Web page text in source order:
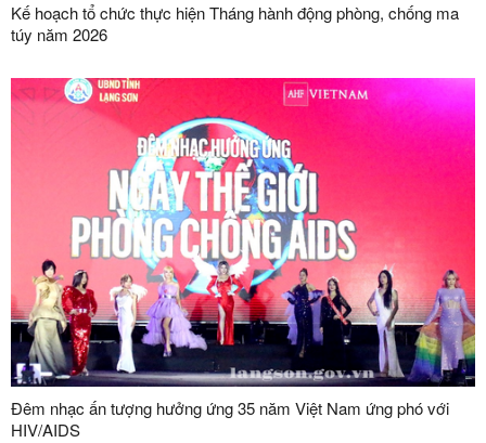
Kế hoạch tổ chức thực hiện Tháng hành động phòng, chống ma
túy năm 2026
Đêm nhạc ấn tượng hưởng ứng 35 năm Việt Nam ứng phó với
HIV/AIDS